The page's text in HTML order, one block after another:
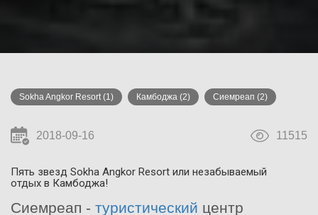
Sokha Angkor Resort(1) Камбоджа (2) Сиемреап (2)
2018-09-16 11515
Пять звезд Sokha Angkor Resort или незабываемый
отдых в Камбоджа!
Сиемреап - туристический центр